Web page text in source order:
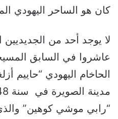
كان هو الساحر اليهودي
لا يوجد أحد من الجديديين
عاشروا في السابق
الحاخام اليهودي “حاييم
“رابي موشي كوهين”